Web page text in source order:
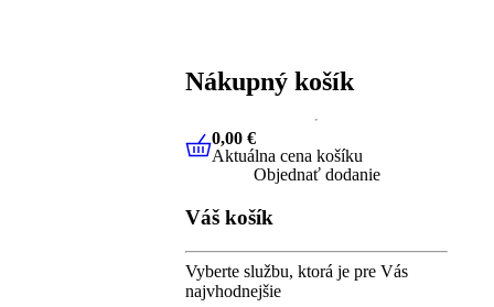
Nákupný košík
0,00 €Aktuálna cena košíku
0,00 €
Aktuálna cena košíku
Objednať dodanie
Váš košík
Vyberte službu, ktorá je pre Vás
najvhodnejšie